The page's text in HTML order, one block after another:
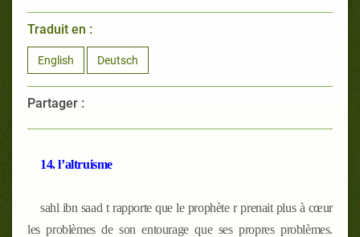
Traduit en :
English Deutsch
Partager :
14. l’altruisme
sahl ibn saad trapporte que le prophète rprenait plus à cœur
les problèmes de son entourage que ses propres problèmes.